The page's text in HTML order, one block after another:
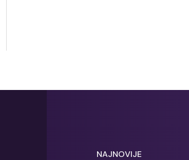
NAJNOVIJE